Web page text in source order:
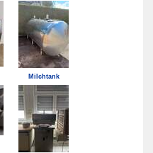
Milchtank